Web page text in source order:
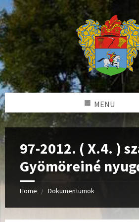
MENU
97-2012. ( X.4. )
Gyömöreiné
Home Dokumentumok